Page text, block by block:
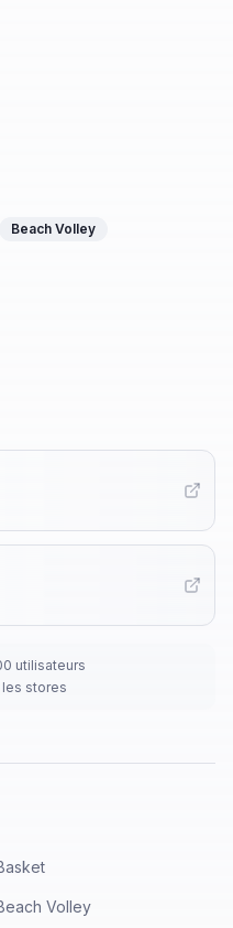
Beach Volley
utilisateurs
les stores
Volley